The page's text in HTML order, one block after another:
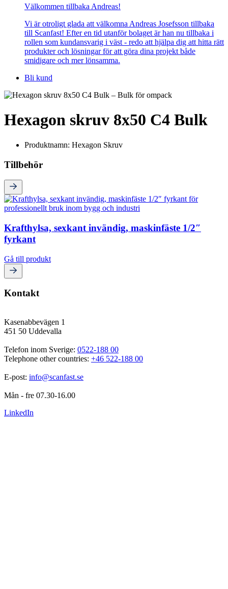
Välkommen tillbaka Andreas!
Vi är otroligt glada att välkomna Andreas Josefsson tillbaka
till Scanfast! Efter en tid utanför bolaget är han nu tillbaka i
rollen som kundansvarig i väst - redo att hjälpa dig att hitta rätt
produkter och lösningar för att göra dina projekt både
smidigare och mer lönsamma.
Bli kund
Hexagon skruv 8x50 C4 Bulk
Produktnamn: Hexagon Skruv
Tillbehör
Krafthylsa, sexkant invändig, maskinfäste 1/2″
fyrkant
Gå till produkt
Kontakt
Kasenabbevägen 1
451 50 Uddevalla
Telefon inom Sverige: 0522-188 00
Telephone other countries: +46 522-188 00
E-post: info@scanfast.se
Mån - fre 07.30-16.00
LinkedIn